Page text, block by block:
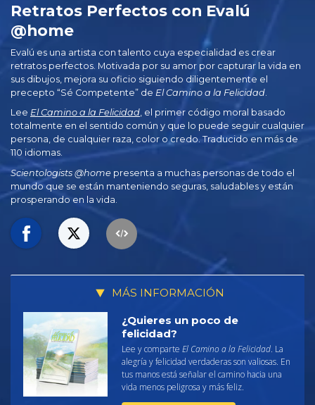
Retratos Perfectos con Evalú
@home
Evalú es una artista con talento cuya especialidad es crear
retratos perfectos. Motivada por su amor por capturar la vida en
sus dibujos, mejora su oficio siguiendo diligentemente el
precepto “Sé Competente” de El Camino a la Felicidad
Lee El Camino a la Felicidad, el primer código moral basado
totalmente en el sentido común y que lo puede seguir cualquier
persona, de cualquier raza, color o credo. Traducido en más de
110 idiomas.
Scientologists @home presenta a muchas personas de todo el
mundo que se están manteniendo seguras, saludables y están
prosperando en la vida.
MÁS INFORMACIÓN
¿Quieres un poco de
felicidad?
Lee y comparte El Camino a la Felicidad. La
alegría y felicidad verdaderas son valiosas. En
tus manos está señalar el camino hacia una
vida menos peligrosa y más feliz.